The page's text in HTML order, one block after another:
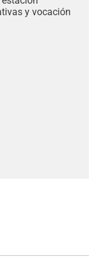
y vocación